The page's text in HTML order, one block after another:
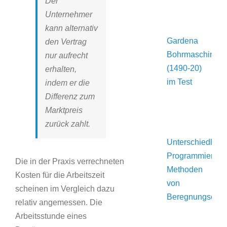
Unternehmer
kann alternativ
den Vertrag
nur aufrecht
erhalten,
indem er die
Differenz zum
Marktpreis
zurück zahlt.
Die in der Praxis verrechneten
Kosten für die Arbeitszeit
scheinen im Vergleich dazu
relativ angemessen. Die
Arbeitsstunde eines
Gardena
(1490-20)
im Test
Programmier-
Methoden
von
Beregnungsco…